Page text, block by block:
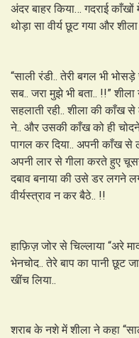
अंदर बाहर किया… गदराई
थोड़ा सा वीर्य छूट गया और
“साली रंडी.. तेरी बगल भी
सब.. जरा मुझे भी बता.. !!”
सहलाती रही.. शीला की काँख
ने.. और उसकी काँख को ही
पागल कर दिया.. अपनी काँख
अपनी लार से गीला करते हुए
दबाव बनाया की उसे डर लगने
वीर्यस्त्राव न कर बैठे.. !!
हाफ़िज़ जोर से चिल्लाया “अरे
भेनचोद.. तेरे बाप का पानी छूट
खींच लिया..
शराब के नशे में शीला ने कहा